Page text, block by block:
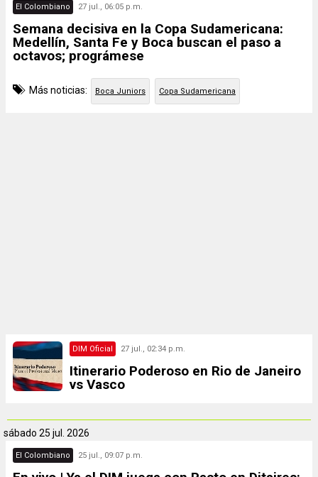
El Colombiano 27 jul., 06:05 p.m.
Semana decisiva en la Copa Sudamericana:
Medellín, Santa Fe y Boca buscan el paso a
octavos; prográmese
Más noticias: Boca Juniors Copa Sudamericana
DIM Oficial 27 jul., 02:34 p.m.
Itinerario Poderoso en Rio de Janeiro
vs Vasco
sábado 25 jul. 2026
El Colombiano 25 jul., 09:07 p.m.